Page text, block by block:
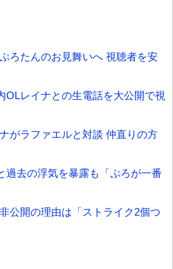
ろたんのお見舞いへ 視聴者を安
OLレイナとの生電話を大公開で視
がラファエルと対談 仲直りの方
過去の浮気を暴露も「ぷろが一番
公開の理由は「ストライク2個つ